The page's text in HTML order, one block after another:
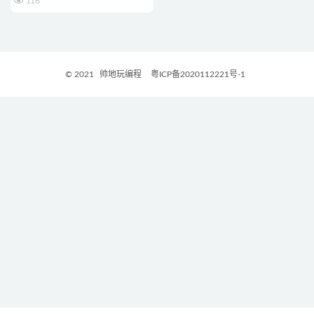
© 2021 帅地玩编程 粤ICP备2020112221号-1